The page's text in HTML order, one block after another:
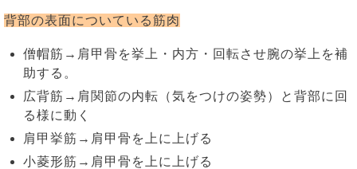
背部の表面についている筋肉
僧帽筋→肩甲骨を挙上・内方・回転させ腕の挙上を補
助する。
広背筋→肩関節の内転（気をつけの姿勢）と背部に回
る様に動く
肩甲挙筋→肩甲骨を上に上げる
小菱形筋→肩甲骨を上に上げる